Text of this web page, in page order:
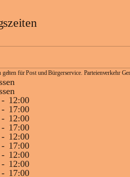
gelten für Post und Bürgerservice. Parteienverkehr
- 12:00
- 17:00
- 12:00
- 17:00
- 12:00
- 17:00
- 12:00
- 12:00
- 17:00